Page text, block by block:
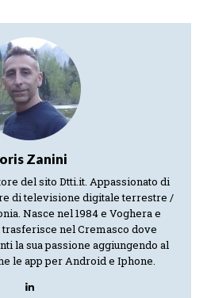
Zanini
del sito Dtti.it. Appassionato di
di televisione digitale terrestre /
Nasce nel 1984 e Voghera e
nel Cremasco dove
la sua passione aggiungendo al
le app per Android e Iphone.